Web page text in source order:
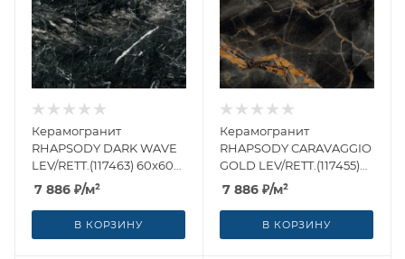
Керамогранит
RHAPSODY DARK WAVE
LEV/RETT.(117463) 60x60
от Naxos Ceramica
(Италия)
7 886 ₽/м²
В КОРЗИНУ
Керамогранит
RHAPSODY CARAVAGGIO
GOLD LEV/RETT.(117455)
60x60 от Naxos Ceramica
(Италия)
7 886 ₽/м²
В КОРЗИНУ